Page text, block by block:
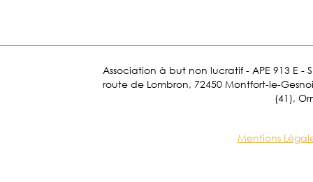
Association à but non lucratif - APE 913 E -
route de Lombron, 72450 Montfort-le-
(41),
Mentions